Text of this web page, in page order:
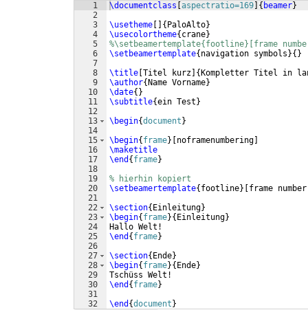
1
2
3
4
5
6
7
8
9
10
11
12
13
14
15
16
17
18
19
20
21
22
23
24
25
26
27
28
29
30
31
32
\documentclass aspectratio=169 { beamer}
\usetheme
{ PaloAlto}
\usecolortheme{ crane}
%\setbeamertemplate{footline}[frame
\setbeamertemplate{ navigation symbols }{ }
\title Titel kurz { Kompletter Titel in
\author{ Name Vorname}
\date{ }
\subtitle{ein Test }
\begin{document }
\begin{ frame} noframenumbering
\maketitle
\end { frame}
% hierhin kopiert
\setbeamertemplate{ footline} frame number
\section{ Einleitung}
\begin{ frame}{ Einleitung}
Hallo Welt!
\end { frame}
\section{ Ende}
\begin{ frame}{ Ende}
Tschüss Welt!
\end { frame}
\end {document }